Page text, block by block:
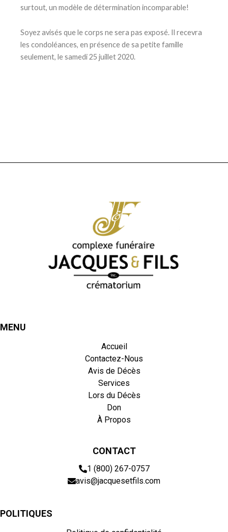
surtout, un modèle de détermination incomparable!
Soyez avisés que le corps ne sera pas exposé. Il recevra
les condoléances, en présence de sa petite famille
seulement, le samedi 25 juillet 2020.
MENU
Accueil
Contactez-Nous
Avis de Décès
Services
Lors du Décès
Don
À Propos
CONTACT
1 (800) 267-0757
avis@jacquesetfils.com
POLITIQUES